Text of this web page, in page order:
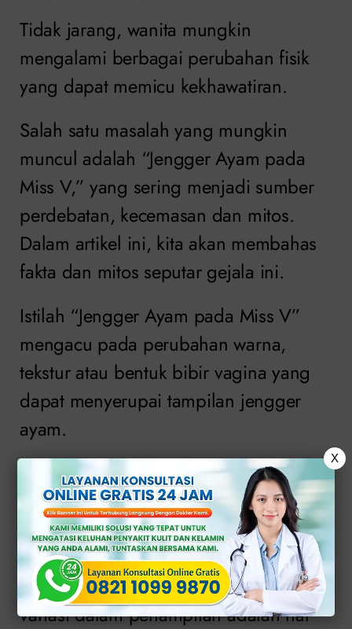
Tidak jarang, wanita mungkin
mengalami berbagai perubahan fisik
yang dapat memicu kekhawatiran.
Salah satu masalah yang mungkin
muncul adalah “Jengger Ayam pada
Miss V,” yang sering menjadi sumber
perdebatan, kecemasan dan mitos.
Dalam artikel ini, kita akan membahas
fakta dan mitos seputar gejala ini.
Istilah “Jengger Ayam pada Miss V”
mengacu pada perubahan warna,
tekstur atau bentuk bibir vagina yang
dapat menyerupai tampilan jengger
ayam.
Gejala ini biasanya mengacu pada
bibir vagina yang tumbuh lebih besar
atau lebih panjang dari yang
seharusnya. Penting untuk diingat
bahwa setiap miss v adalah unik dan
variasi dalam penampilan adalah hal
X